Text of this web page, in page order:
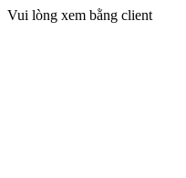
Vui lòng xem bằng client